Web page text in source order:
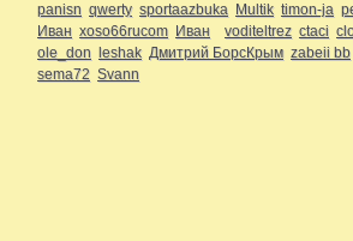
panisn qwerty sportaazbuka Multik timon-ja
Иван xoso66rucom Иван voditeltrez ctaci
ole_don leshak Дмитрий БорсКрым zabeii bb
sema72 Svann